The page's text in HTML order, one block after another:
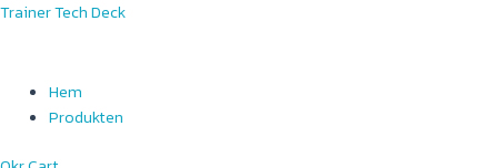
Skip
Trainer Tech Deck
Menu
Hem
Produkten
Menu